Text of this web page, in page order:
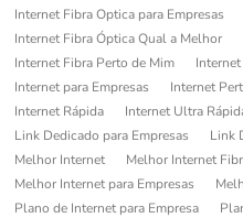
Internet Fibra Optica para Empresas
Internet Fibra Óptica Qual a Melhor
Internet Fibra Perto de Mim
Internet para Empresas
Internet
Internet Rápida
Internet Ultra
Link Dedicado para Empresas
Link
Melhor Internet
Melhor Internet
Melhor Internet para Empresas
Plano de Internet para Empresa